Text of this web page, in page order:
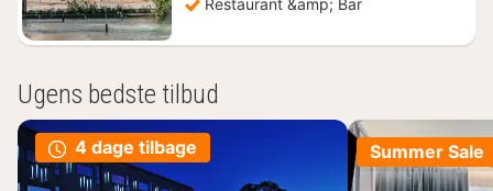
Restaurant &amp; Bar
Ugens bedste tilbud
4 dage tilbage Summer Sale